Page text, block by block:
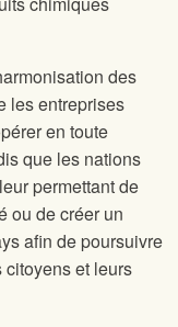
des
les entreprises
en toute
que les nations
permettant de
ou de créer un
afin de poursuivre
citoyens et leurs